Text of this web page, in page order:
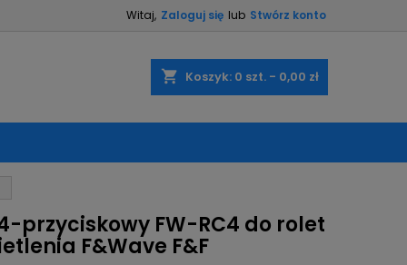
Witaj, Zaloguj się lub Stwórz konto
shopping_cart Koszyk: 0 szt. - 0,00 zł
przyciskowy FW-RC4 do rolet
F&Wave F&F